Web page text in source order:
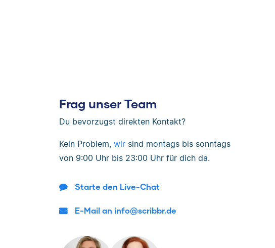
Frag unser Team
Du bevorzugst direkten Kontakt?
Kein Problem, wir sind montags bis sonntags
von 9:00 Uhr bis 23:00 Uhr für dich da.
Starte den Live-Chat
E-Mail an info@scribbr.de